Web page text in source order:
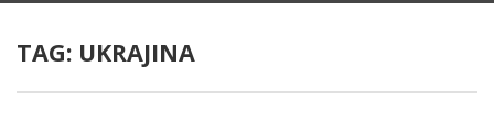
TAG: UKRAJINA